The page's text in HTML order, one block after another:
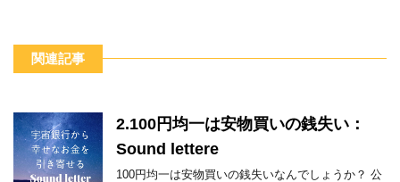
関連記事
2.100円均一は安物買いの銭失い：
Sound lettere
100円均一は安物買いの銭失いなんでしょうか？ 公